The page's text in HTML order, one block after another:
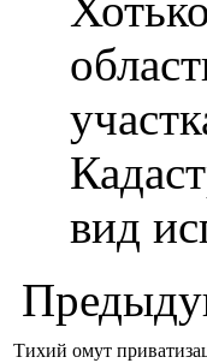
вид
Тихий омут